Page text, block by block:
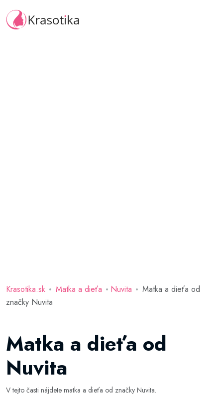
Krasotika.sk Matka a dieťa Nuvita
Matka a dieťa od
značky Nuvita
Matka a dieťa od
Nuvita
V tejto časti nájdete matka a dieťa od značky Nuvita.